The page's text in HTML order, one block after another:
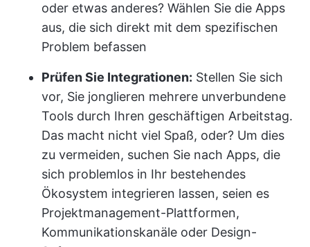
oder etwas anderes? Wählen Sie die Apps
aus, die sich direkt mit dem spezifischen
Problem befassen
Prüfen Sie Integrationen: Stellen Sie sich
vor, Sie jonglieren mehrere unverbundene
Tools durch Ihren geschäftigen Arbeitstag.
Das macht nicht viel Spaß, oder? Um dies
zu vermeiden, suchen Sie nach Apps, die
sich problemlos in Ihr bestehendes
Ökosystem integrieren lassen, seien es
Projektmanagement-Plattformen,
Kommunikationskanäle oder Design-